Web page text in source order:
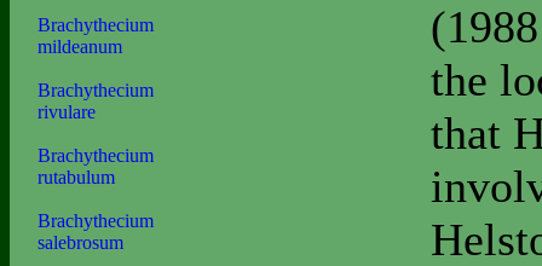
Brachythecium
mildeanum
Brachythecium
rivulare
Brachythecium
rutabulum
Brachythecium
salebrosum
the
that